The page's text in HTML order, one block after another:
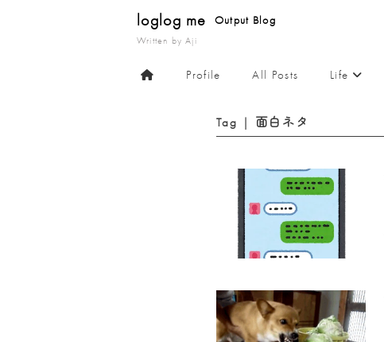
loglog me Output Blog
Written by Aji
Profile All Posts Life
Tag | 面白ネタ